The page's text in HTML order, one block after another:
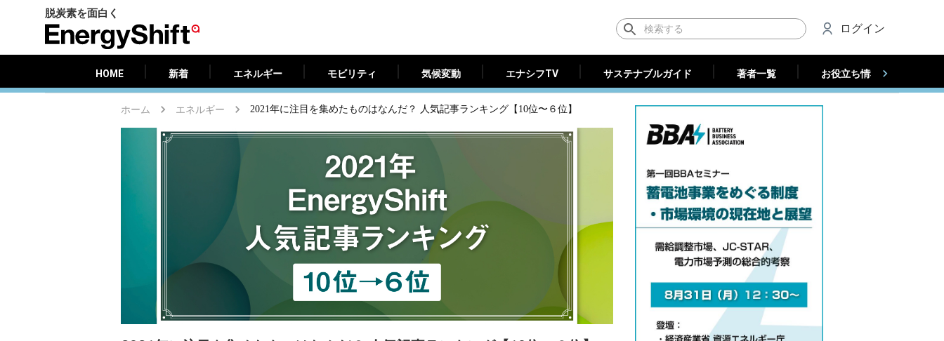
脱炭素を面白く
ジ
ー
フ
ト）
ログイン
HOME 新着 エネルギー モビリティ 気候変動 エナシフTV サステナブルガイド 著者一覧 お役立ち情報（法人）
HOME サステナブルガイド 著者一覧
ホーム エネルギー 2021年に注目を集めたものはなんだ？ 人気記事ランキング【10位〜６位】